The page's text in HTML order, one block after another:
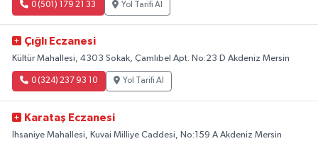
0 (501) 179 21 33 Yol Tarifi Al
Çığlı Eczanesi
Kültür Mahallesi, 4303 Sokak, Çamlıbel Apt. No:23 D Akdeniz Mersin
0 (324) 237 93 10 Yol Tarifi Al
Karataş Eczanesi
İhsaniye Mahallesi, Kuvai Milliye Caddesi, No:159 A Akdeniz Mersin